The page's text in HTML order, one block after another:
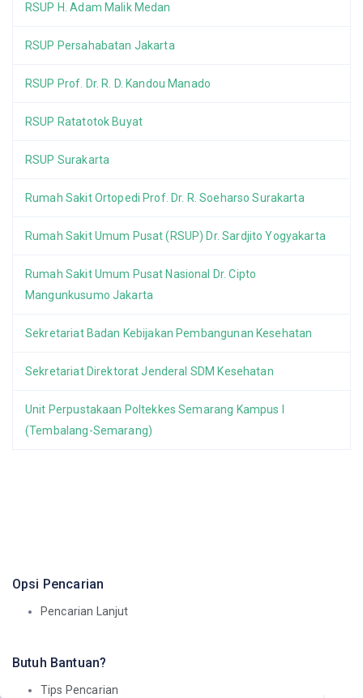
RSUP H. Adam Malik Medan
RSUP Persahabatan Jakarta
RSUP Prof. Dr. R. D. Kandou Manado
RSUP Ratatotok Buyat
RSUP Surakarta
Rumah Sakit Ortopedi Prof. Dr. R. Soeharso Surakarta
Rumah Sakit Umum Pusat (RSUP) Dr. Sardjito Yogyakarta
Rumah Sakit Umum Pusat Nasional Dr. Cipto
Mangunkusumo Jakarta
Sekretariat Badan Kebijakan Pembangunan Kesehatan
Sekretariat Direktorat Jenderal SDM Kesehatan
Unit Perpustakaan Poltekkes Semarang Kampus I
(Tembalang-Semarang)
Opsi Pencarian
Pencarian Lanjut
Butuh Bantuan?
Tips Pencarian